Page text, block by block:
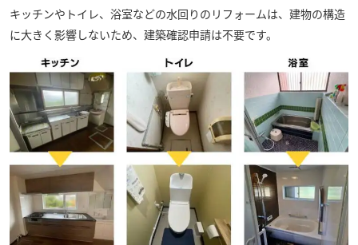
キッチンやトイレ、浴室などの水回りのリフォームは、建物の構造
に大きく影響しないため、建築確認申請は不要です。